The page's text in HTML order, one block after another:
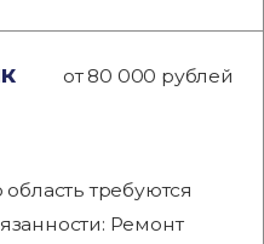
от 80 000 рублей
требуются
Ремонт